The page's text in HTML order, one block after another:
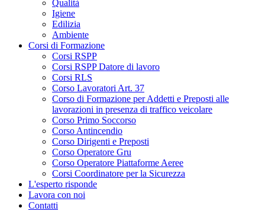
Qualità
Igiene
Edilizia
Ambiente
Corsi di Formazione
Corsi RSPP
Corsi RSPP Datore di lavoro
Corsi RLS
Corso Lavoratori Art. 37
Corso di Formazione per Addetti e Preposti alle
lavorazioni in presenza di traffico veicolare
Corso Primo Soccorso
Corso Antincendio
Corso Dirigenti e Preposti
Corso Operatore Gru
Corso Operatore Piattaforme Aeree
Corsi Coordinatore per la Sicurezza
L'esperto risponde
Lavora con noi
Contatti